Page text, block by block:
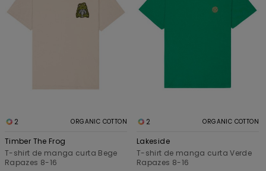
2 ORGANIC COTTON
Timber The Frog
T-shirt de manga curta Bege
Rapazes 8-16
2 ORGANIC COTTON
Lakeside
T-shirt de manga curta Verde
Rapazes 8-16